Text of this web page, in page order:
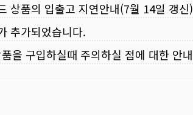
상품의 입출고 지연안내(7월 14일 갱신)
추가되었습니다.
을 구입하실때 주의하실 점에 대한 안내